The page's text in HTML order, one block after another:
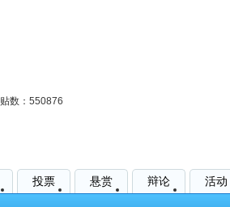
贴数： 550876
投票 悬赏 辩论 活动